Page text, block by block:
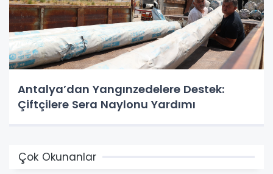
Antalya’dan Yangınzedelere Destek:
Çiftçilere Sera Naylonu Yardımı
Çok Okunanlar